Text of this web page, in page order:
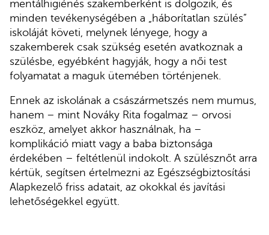
mentálhigiénés szakemberként is dolgozik, és
minden tevékenységében a „háborítatlan szülés”
iskoláját követi, melynek lényege, hogy a
szakemberek csak szükség esetén avatkoznak a
szülésbe, egyébként hagyják, hogy a női test
folyamatat a maguk ütemében történjenek.
Ennek az iskolának a császármetszés nem mumus,
hanem – mint Nováky Rita fogalmaz – orvosi
eszköz, amelyet akkor használnak, ha –
komplikáció miatt vagy a baba biztonsága
érdekében – feltétlenül indokolt. A szülésznőt arra
kértük, segítsen értelmezni az Egészségbiztosítási
Alapkezelő friss adatait, az okokkal és javítási
lehetőségekkel együtt.